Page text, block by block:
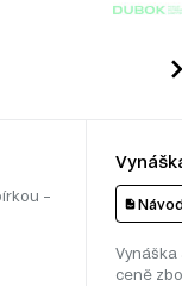
–
Vynáška
ceně